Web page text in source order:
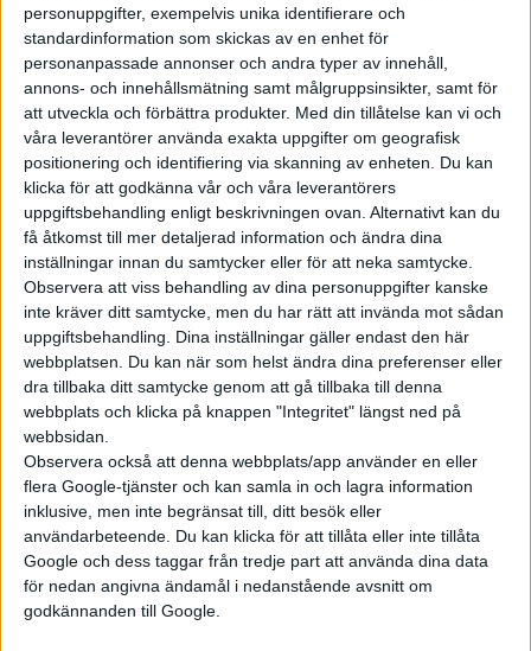
personuppgifter, exempelvis unika identifierare och
standardinformation som skickas av en enhet för
personanpassade annonser och andra typer av innehåll,
annons- och innehållsmätning samt målgruppsinsikter, samt för
att utveckla och förbättra produkter. Med din tillåtelse kan vi och
våra leverantörer använda exakta uppgifter om geografisk
positionering och identifiering via skanning av enheten. Du kan
klicka för att godkänna vår och våra leverantörers
uppgiftsbehandling enligt beskrivningen ovan. Alternativt kan du
få åtkomst till mer detaljerad information och ändra dina
inställningar innan du samtycker eller för att neka samtycke.
Observera att viss behandling av dina personuppgifter kanske
inte kräver ditt samtycke, men du har rätt att invända mot sådan
uppgiftsbehandling. Dina inställningar gäller endast den här
webbplatsen. Du kan när som helst ändra dina preferenser eller
dra tillbaka ditt samtycke genom att gå tillbaka till denna
webbplats och klicka på knappen "Integritet" längst ned på
webbsidan.
Observera också att denna webbplats/app använder en eller
flera Google-tjänster och kan samla in och lagra information
inklusive, men inte begränsat till, ditt besök eller
användarbeteende. Du kan klicka för att tillåta eller inte tillåta
Google och dess taggar från tredje part att använda dina data
för nedan angivna ändamål i nedanstående avsnitt om
godkännanden till Google.
Som hjälp på vägen kan Xpeng nu glädjas över att ha fått en
rekordstor kredit på 7,5 miljarder yuan, över tio miljarder
kronor, från den kinesiska banken Agricultural Bank of China.
Pengarna behövs då Xpeng för tillfället får med förlust.
Det är den största summan som banken hittills lånat ut till en
biltillverkare och pengarna ska enligt Xpeng främst användas
till att växa på nya marknader.
Men också till att fortsätta utveckla både redan visade
modeller som elsuven G9 och nya versioner av mjukvaran Xpilot
för självkörande funktioner.